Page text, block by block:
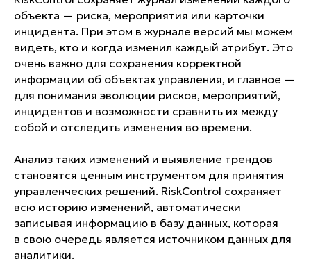
объекта — риска, мероприятия или карточки
инцидента. При этом в журнале версий мы можем
видеть, кто и когда изменил каждый атрибут. Это
очень важно для сохранения корректной
информации об объектах управления, и главное —
для понимания эволюции рисков, мероприятий,
инцидентов и возможности сравнить их между
собой и отследить изменения во времени.
Анализ таких изменений и выявление трендов
становятся ценным инструментом для принятия
управленческих решений. RiskControl сохраняет
всю историю изменений, автоматически
записывая информацию в базу данных, которая
в свою очередь является источником данных для
аналитики.